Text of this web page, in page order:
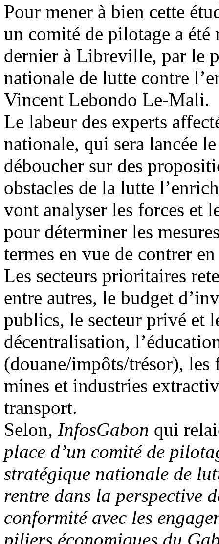
Pour mener à bien cette
un comité de pilotage a
dernier à Libreville, par le
nationale de lutte contre
Vincent Lebondo Le-Mali.
Le labeur des experts
nationale, qui sera lancée
déboucher sur des
obstacles de la lutte
vont analyser les forces et
pour déterminer les
termes en vue de contrer
Les secteurs prioritaires
entre autres, le budget
publics, le secteur privé et
décentralisation,
(douane/impôts/trésor), les
mines et industries
transport.
Selon, InfosGabon qui
place d’un comité de
stratégique nationale de
rentre dans la perspective
conformité avec les
piliers économiques du